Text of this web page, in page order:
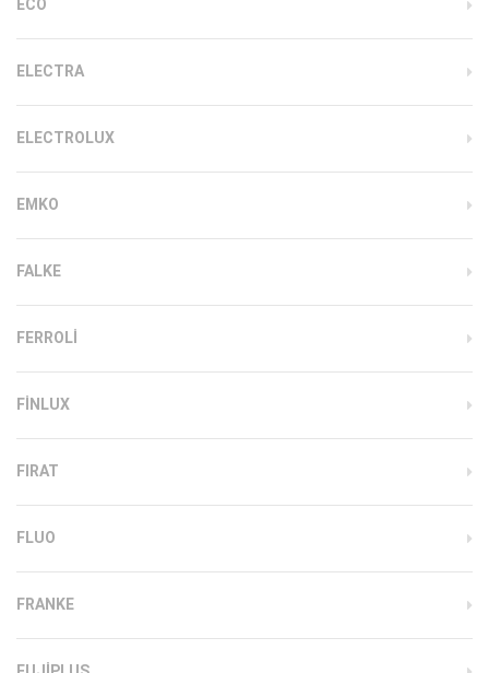
ECO
ELECTRA
ELECTROLUX
EMKO
FALKE
FERROLI
FINLUX
FIRAT
FLUO
FRANKE